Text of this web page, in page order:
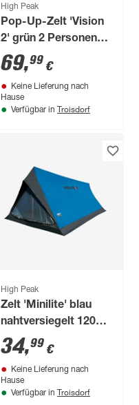
High Peak
Pop-Up-Zelt 'Vision
2' grün 2 Personen
140 x 100 x 235 cm
69,99 €
Keine Lieferung nach
Hause
Verfügbar in Troisdorf
High Peak
Zelt 'Minilite' blau
nahtversiegelt 120 x
200 cm
34,99 €
Keine Lieferung nach
Hause
Verfügbar in Troisdorf